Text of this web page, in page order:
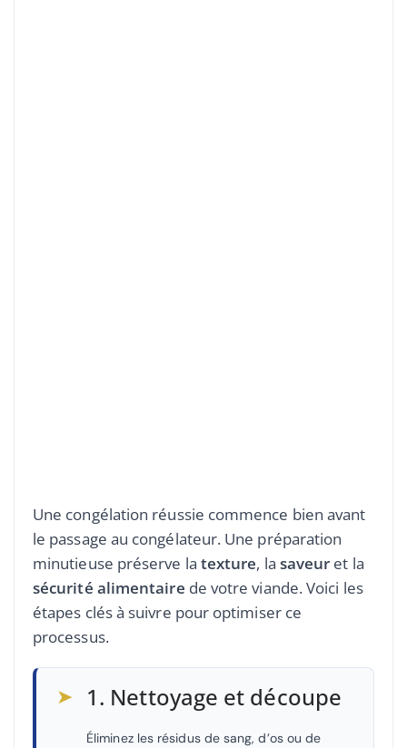
Une congélation réussie commence bien avant
le passage au congélateur. Une préparation
minutieuse préserve la texture, la saveur et la
sécurité alimentaire de votre viande. Voici les
étapes clés à suivre pour optimiser ce
processus.
➤ 1. Nettoyage et découpe
Éliminez les résidus de sang, d’os ou de